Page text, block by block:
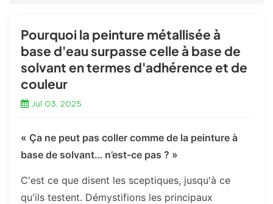
Pourquoi la peinture métallisée à
base d'eau surpasse celle à base de
solvant en termes d'adhérence et de
couleur
Jul 03, 2025
« Ça ne peut pas coller comme de la peinture à
base de solvant… n’est-ce pas ? »
C'est ce que disent les sceptiques, jusqu'à ce
qu'ils testent. Démystifions les principaux